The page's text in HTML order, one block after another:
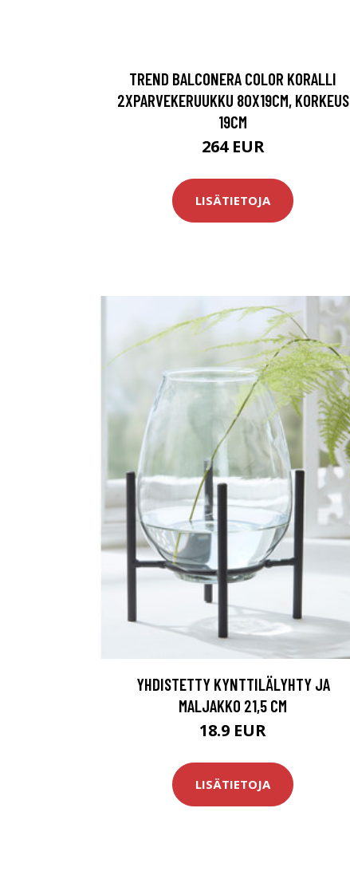
TREND BALCONERA COLOR KORALLI
2XPARVEKERUUKKU 80X19CM, KORKEUS
19CM
264 EUR
LISÄTIETOJA
YHDISTETTY KYNTTILÄLYHTY JA
MALJAKKO 21,5 CM
18.9 EUR
LISÄTIETOJA